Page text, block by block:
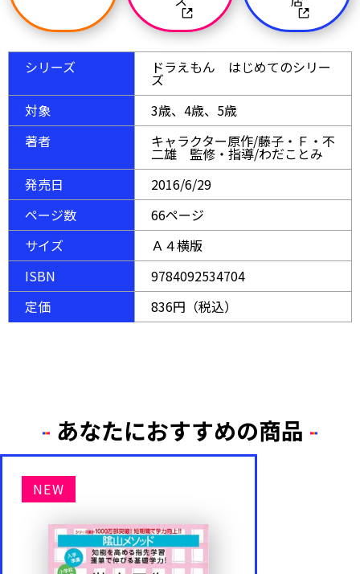
シリーズ ドラえもん はじめてのシリー
ズ
対象
3歳、4歳、5歳
著者
キャラクター原作/藤子・Ｆ・不
二雄 監修・指導/わだことみ
発売日
2016/6/29
ページ数
66ページ
サイズ
Ａ４横版
ISBN
9784092534704
定価
836円（税込）
あなたにおすすめの商品
NEW